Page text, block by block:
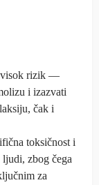
visok rizik —
i izazvati
čak i
toksičnost i
zbog čega
za